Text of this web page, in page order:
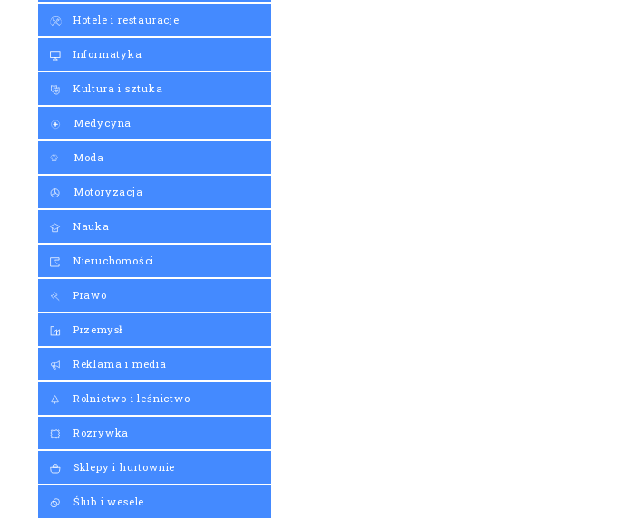
Hotele i restauracje
Informatyka
Kultura i sztuka
Medycyna
Moda
Motoryzacja
Nauka
Nieruchomości
Prawo
Przemysł
Reklama i media
Rolnictwo i leśnictwo
Rozrywka
Sklepy i hurtownie
Ślub i wesele